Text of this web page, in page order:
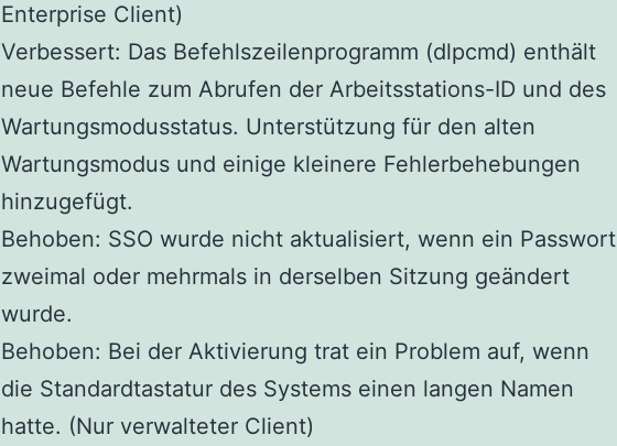
Enterprise Client)
Verbessert: Das Befehlszeilenprogramm (dlpcmd) enthält
neue Befehle zum Abrufen der Arbeitsstations-ID und des
Wartungsmodusstatus. Unterstützung für den alten
Wartungsmodus und einige kleinere Fehlerbehebungen
hinzugefügt.
Behoben: SSO wurde nicht aktualisiert, wenn ein Passwort
zweimal oder mehrmals in derselben Sitzung geändert
wurde.
Behoben: Bei der Aktivierung trat ein Problem auf, wenn
die Standardtastatur des Systems einen langen Namen
hatte. (Nur verwalteter Client)